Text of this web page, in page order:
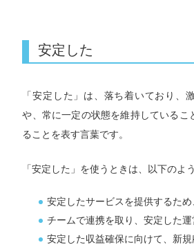
安定した
「安定した」は、落ち着いており、
や、常に一定の状態を維持しているこ
ることを表す言葉です。
「安定した」を使うときは、以下のよ
安定したサービスを提供するた
チームで連携を取り、安定した
安定した収益確保に向けて、新